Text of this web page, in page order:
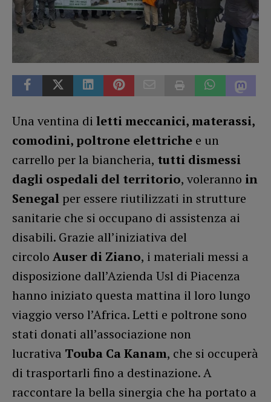
Una ventina di letti meccanici, materassi,
comodini, poltrone elettriche e un
carrello per la biancheria, tutti dismessi
dagli ospedali del territorio, voleranno in
Senegal per essere riutilizzati in strutture
sanitarie che si occupano di assistenza ai
disabili. Grazie all’iniziativa del
circolo Auser di Ziano, i materiali messi a
disposizione dall’Azienda Usl di Piacenza
hanno iniziato questa mattina il loro lungo
viaggio verso l’Africa. Letti e poltrone sono
stati donati all’associazione non
lucrativa Touba Ca Kanam, che si occuperà
di trasportarli fino a destinazione. A
raccontare la bella sinergia che ha portato a